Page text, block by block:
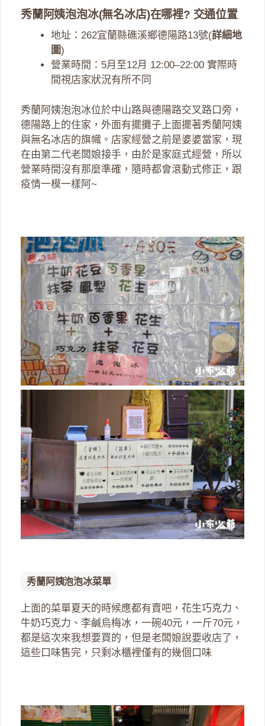
秀蘭阿姨泡泡冰(無名冰店)在哪裡? 交通位置
地址：262宜蘭縣礁溪鄉德陽路13號(詳細地
圖)
營業時間：5月至12月 12:00–22:00 實際時
間視店家狀況有所不同
秀蘭阿姨泡泡冰位於中山路與德陽路交叉路口旁，
德陽路上的住家，外面有擺攤子上面擺著秀蘭阿姨
與無名冰店的旗幟。店家經營之前是婆婆當家，現
在由第二代老闆娘接手，由於是家庭式經營，所以
營業時間沒有那麼準確，隨時都會滾動式修正，跟
疫情一模一樣阿~
秀蘭阿姨泡泡冰菜單
上面的菜單夏天的時候應都有賣吧，花生巧克力、
牛奶巧克力、李鹹烏梅冰，一碗40元，一斤70元，
都是這次來我想要買的，但是老闆娘說要收店了，
這些口味售完，只剩冰櫃裡僅有的幾個口味